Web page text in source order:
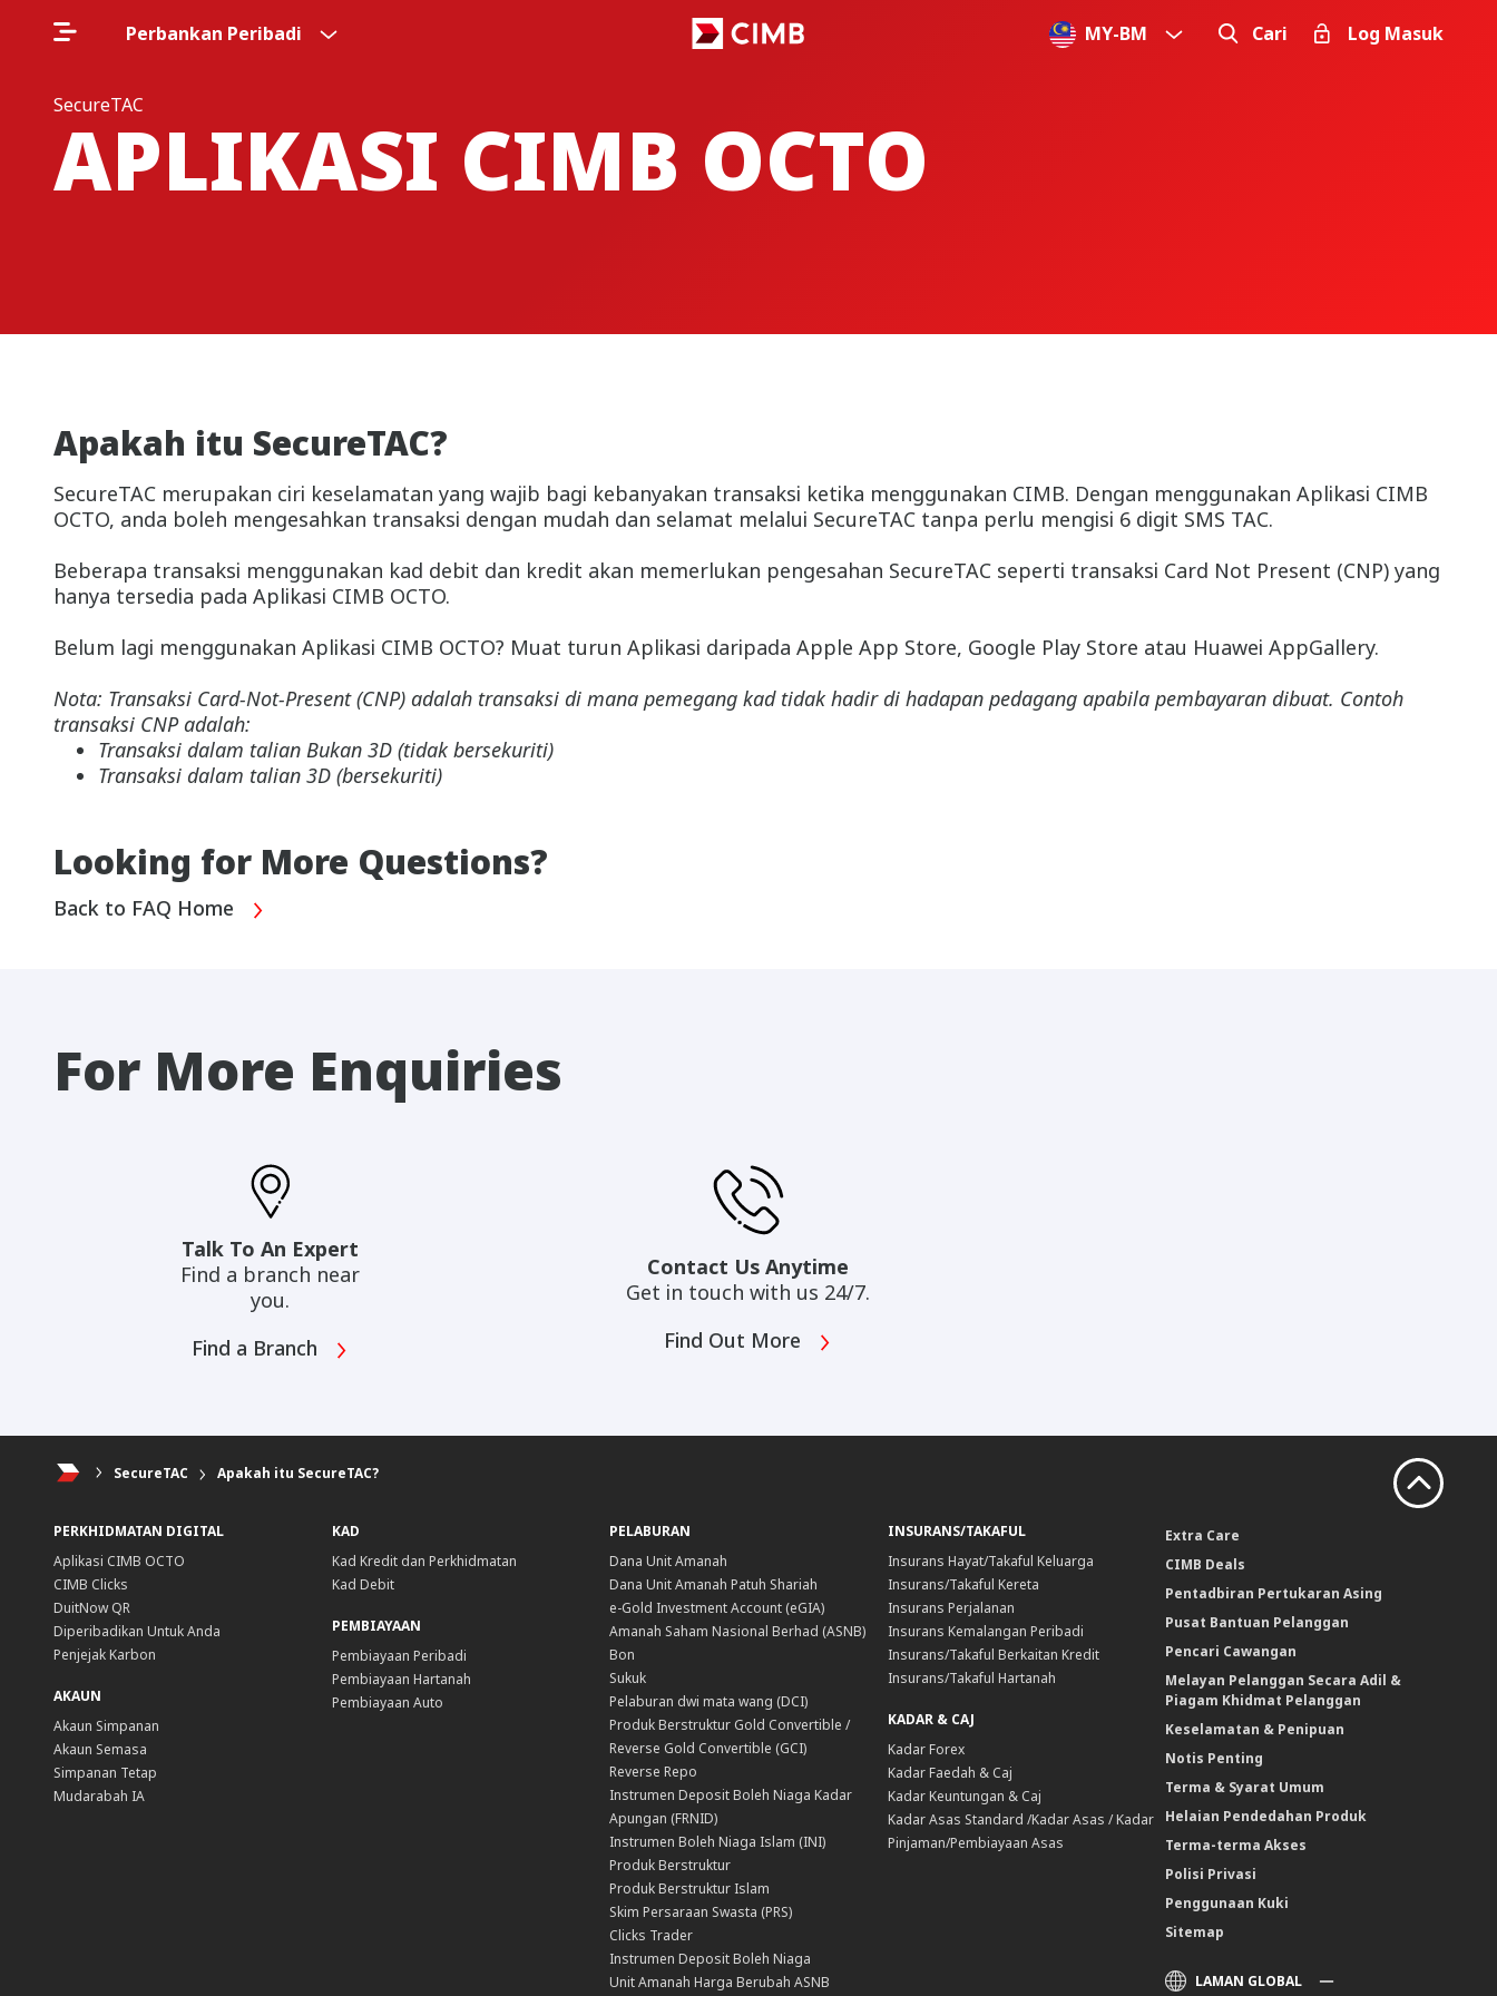
Perbankan Peribadi MY-BM Cari Log Masuk
SecureTAC
APLIKASI CIMB OCTO
Apakah itu SecureTAC?
SecureTAC merupakan ciri keselamatan yang wajib bagi kebanyakan transaksi ketika menggunakan CIMB. Dengan menggunakan Aplikasi CIMB
OCTO, anda boleh mengesahkan transaksi dengan mudah dan selamat melalui SecureTAC tanpa perlu mengisi 6 digit SMS TAC.
Beberapa transaksi menggunakan kad debit dan kredit akan memerlukan pengesahan SecureTAC seperti transaksi Card Not Present (CNP) yang
hanya tersedia pada Aplikasi CIMB OCTO.
Belum lagi menggunakan Aplikasi CIMB OCTO? Muat turun Aplikasi daripada Apple App Store, Google Play Store atau Huawei AppGallery.
Nota: Transaksi Card-Not-Present (CNP) adalah transaksi di mana pemegang kad tidak hadir di hadapan pedagang apabila pembayaran dibuat. Contoh
transaksi CNP adalah:
Transaksi dalam talian Bukan 3D (tidak bersekuriti)
Transaksi dalam talian 3D (bersekuriti)
Looking for More Questions?
Back to FAQ Home
For More Enquiries
Talk To An Expert
Find a branch near
you.
Find a Branch
Contact Us Anytime
Get in touch with us 24/7.
Find Out More
SecureTAC Apakah itu SecureTAC?
PERKHIDMATAN DIGITAL
Aplikasi CIMB OCTO
CIMB Clicks
DuitNow QR
Diperibadikan Untuk Anda
Penjejak Karbon
AKAUN
Akaun Simpanan
Akaun Semasa
Simpanan Tetap
Mudarabah IA
KAD
Kad Kredit dan Perkhidmatan
Kad Debit
PEMBIAYAAN
Pembiayaan Peribadi
Pembiayaan Hartanah
Pembiayaan Auto
PELABURAN
Dana Unit Amanah
Dana Unit Amanah Patuh Shariah
e-Gold Investment Account (eGIA)
Amanah Saham Nasional Berhad (ASNB)
Bon
Sukuk
Pelaburan dwi mata wang (DCI)
Produk Berstruktur Gold Convertible /
Reverse Gold Convertible (GCI)
Reverse Repo
Instrumen Deposit Boleh Niaga Kadar
Apungan (FRNID)
Instrumen Boleh Niaga Islam (INI)
Produk Berstruktur
Produk Berstruktur Islam
Skim Persaraan Swasta (PRS)
Clicks Trader
Instrumen Deposit Boleh Niaga
Unit Amanah Harga Berubah ASNB
INSURANS/TAKAFUL
Insurans Hayat/Takaful Keluarga
Insurans/Takaful Kereta
Insurans Perjalanan
Insurans Kemalangan Peribadi
Insurans/Takaful Berkaitan Kredit
Insurans/Takaful Hartanah
KADAR & CAJ
Kadar Forex
Kadar Faedah & Caj
Kadar Keuntungan & Caj
Kadar Asas Standard /Kadar Asas / Kadar
Pinjaman/Pembiayaan Asas
Extra Care
CIMB Deals
Pentadbiran Pertukaran Asing
Pusat Bantuan Pelanggan
Pencari Cawangan
Melayan Pelanggan Secara Adil &
Piagam Khidmat Pelanggan
Keselamatan & Penipuan
Notis Penting
Terma & Syarat Umum
Helaian Pendedahan Produk
Terma-terma Akses
Polisi Privasi
Penggunaan Kuki
Sitemap
LAMAN GLOBAL